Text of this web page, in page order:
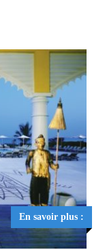
En savoir plus :